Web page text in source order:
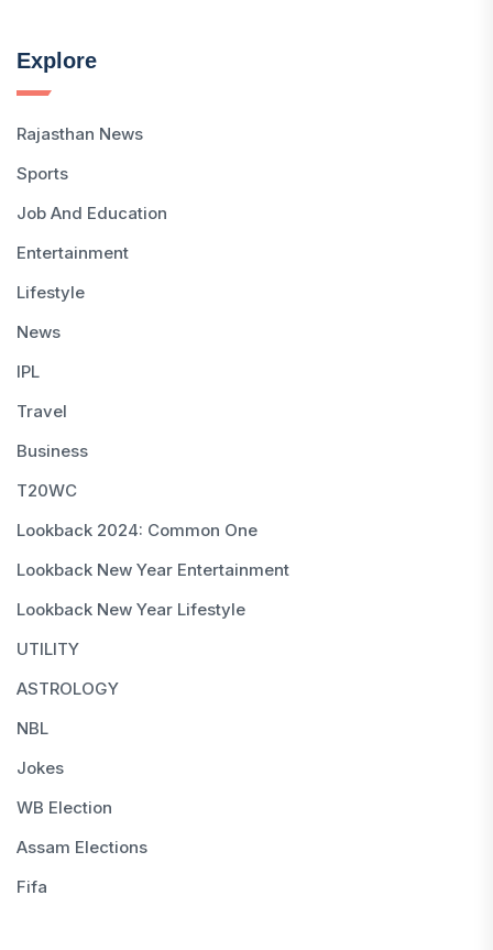
Explore
Rajasthan News
Sports
Job And Education
Entertainment
Lifestyle
News
IPL
Travel
Business
T20WC
Lookback 2024: Common One
Lookback New Year Entertainment
Lookback New Year Lifestyle
UTILITY
ASTROLOGY
NBL
Jokes
WB Election
Assam Elections
Fifa